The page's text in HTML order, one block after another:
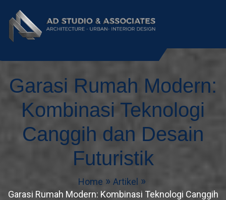
AD Studio – Jasa
Arsitek Profesional
Bersertifikasi
AD Studio – Jasa Arsitek Profesional
Garasi Rumah Modern:
Kombinasi Teknologi
Canggih dan Desain
Futuristik
Home
Artikel
Garasi Rumah Modern: Kombinasi Teknologi Canggih